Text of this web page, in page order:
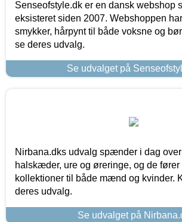
Senseofstyle.dk er en dansk webshop
eksisteret siden 2007. Webshoppen
smykker, hårpynt til både voksne og
se deres udvalg.
Se udvalget på
Nirbana.dks udvalg spænder i dag
halskæder, ure og øreringe, og de fører
kollektioner til både mænd og kvinder.
deres udvalg.
Se udvalget på